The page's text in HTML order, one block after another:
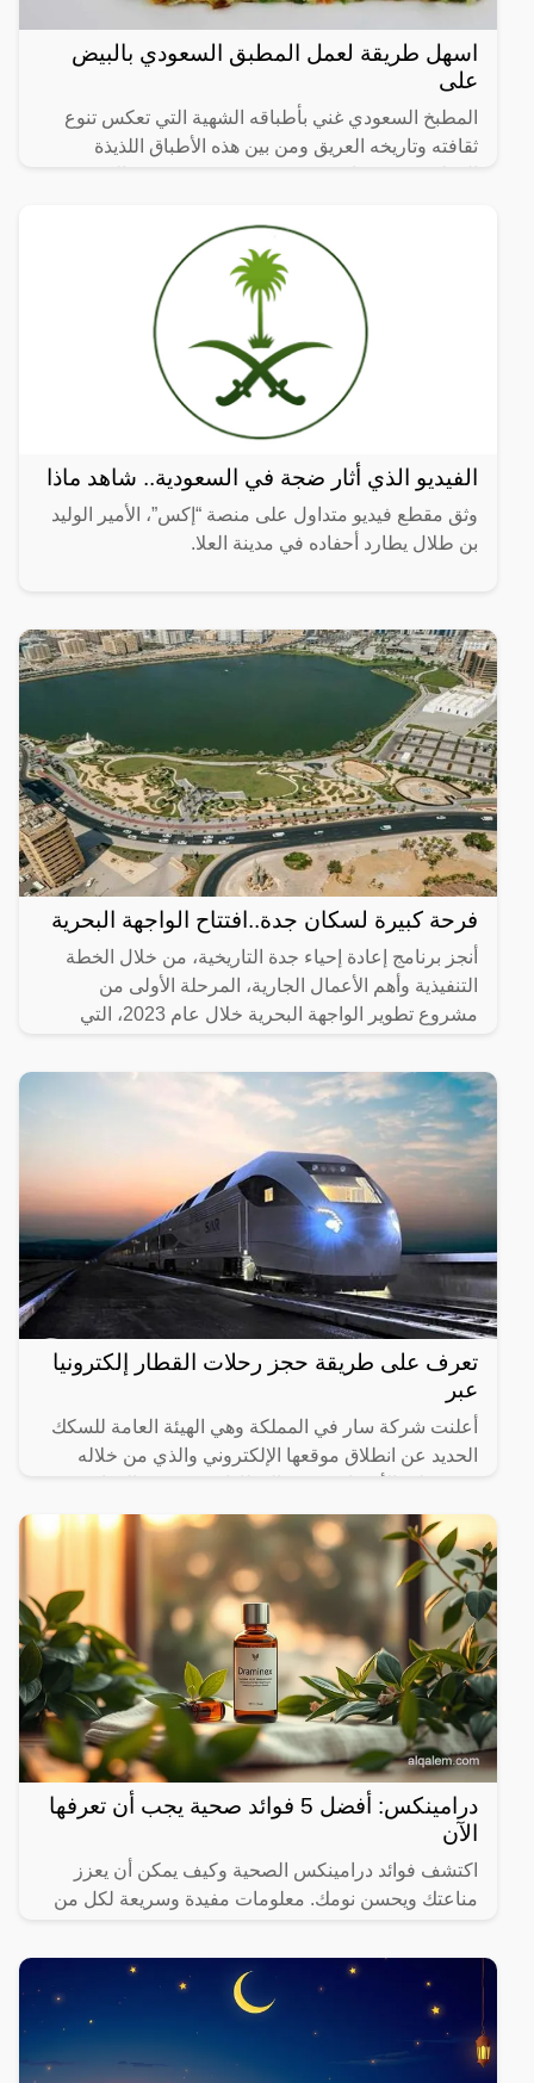
اسهل طريقة لعمل المطبق السعودي بالبيض
على
المطبخ السعودي غني بأطباقه الشهية التي تعكس تنوع
ثقافته وتاريخه العريق ومن بين هذه الأطباق اللذيذة
الفيديو الذي أثار ضجة في السعودية.. شاهد ماذا
وثق مقطع فيديو متداول على منصة “إكس”، الأمير الوليد
بن طلال يطارد أحفاده في مدينة العلا.
فرحة كبيرة لسكان جدة..افتتاح الواجهة البحرية
أنجز برنامج إعادة إحياء جدة التاريخية، من خلال الخطة
التنفيذية وأهم الأعمال الجارية، المرحلة الأولى من
مشروع تطوير الواجهة البحرية خلال عام 2023، التي
تعرف على طريقة حجز رحلات القطار إلكترونيا
عبر
أعلنت شركة سار في المملكة وهي الهيئة العامة للسكك
الحديد عن انطلاق موقعها الإلكتروني والذي من خلاله
المختلفة لها،
درامينكس: أفضل 5 فوائد صحية يجب أن تعرفها
الآن
اكتشف فوائد درامينكس الصحية وكيف يمكن أن يعزز
مناعتك ويحسن نومك. معلومات مفيدة وسريعة لكل من